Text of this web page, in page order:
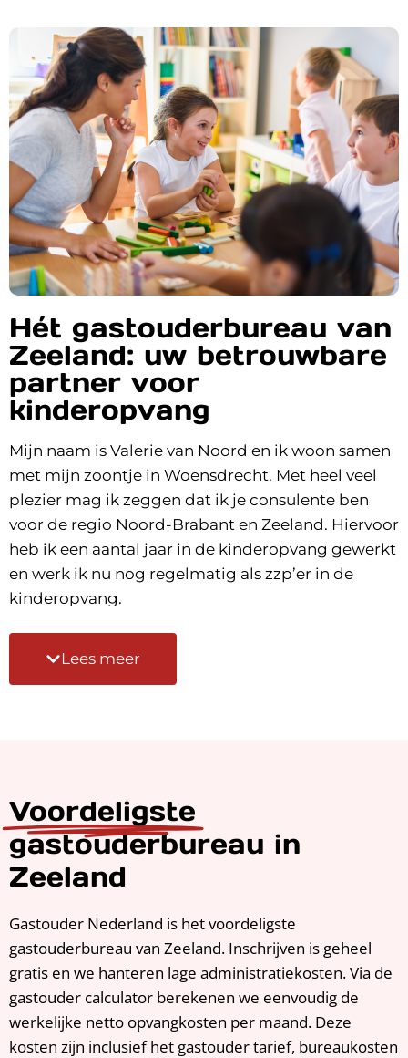
Hét gastouderbureau van
Zeeland: uw betrouwbare
partner voor
kinderopvang
Mijn naam is Valerie van Noord en ik woon samen
met mijn zoontje in Woensdrecht. Met heel veel
plezier mag ik zeggen dat ik je consulente ben
voor de regio Noord-Brabant en Zeeland. Hiervoor
heb ik een aantal jaar in de kinderopvang gewerkt
en werk ik nu nog regelmatig als zzp’er in de
kinderopvang.
Ik hou de drempel graag zo laag mogelijk omdat
ik het belangrijk vind dat er regelmatig
persoonlijk contact is. Door mijn ervaring als
kinderopvangtoeslag en natuurlijk het vinden van
de juiste gastouder of andere vragen.
Bij een gastouder van gastouderbureau nl ben je
gastouder ziek zijn of op vakantie gaan, dan help
ik bij een vervangende gastouder.
Lees meer
Voordeligste
gastouderbureau in
Zeeland
Gastouder Nederland is het voordeligste
gastouderbureau van Zeeland. Inschrijven is geheel
gratis en we hanteren lage administratiekosten. Via de
gastouder calculator berekenen we eenvoudig de
werkelijke netto opvangkosten per maand. Deze
kosten zijn inclusief het gastouder tarief, bureaukosten